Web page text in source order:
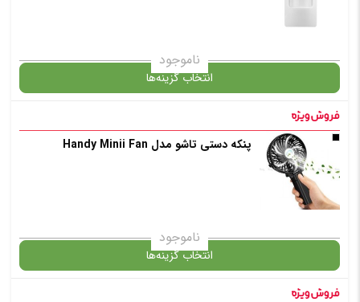
✧ چت با پشتیبان واتس آپ
ناموجود
انتخاب گزینه‌ها
گارانتی
✧ چت با پشتیبان واتس آپ
پنکه دستی تاشو مدل Handy Minii Fan
ناموجود
انتخاب گزینه‌ها